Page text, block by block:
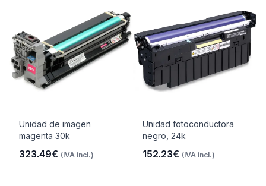
Unidad de imagen
magenta 30k
323.49€ (IVA incl.)
Unidad fotoconductora
negro, 24k
152.23€ (IVA incl.)